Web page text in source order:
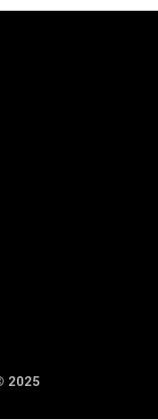
2025